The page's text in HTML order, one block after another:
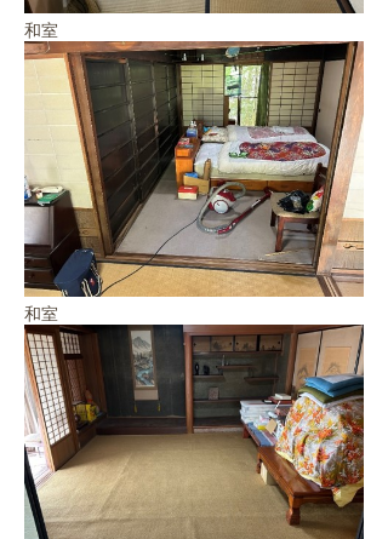
和室
和室